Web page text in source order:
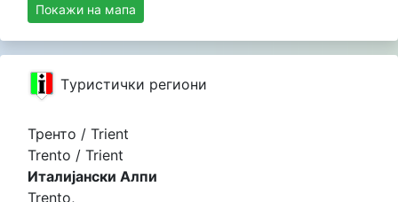
Покажи на мапа
Tуристички региони
Тренто / Trient
Trento / Trient
Италијански Алпи
Trento,